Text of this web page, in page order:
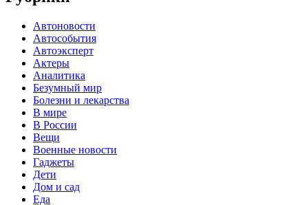
Автоновости
Автособытия
Автоэксперт
Актеры
Аналитика
Безумный мир
Болезни и лекарства
В мире
В России
Вещи
Военные новости
Гаджеты
Дети
Дом и сад
Еда